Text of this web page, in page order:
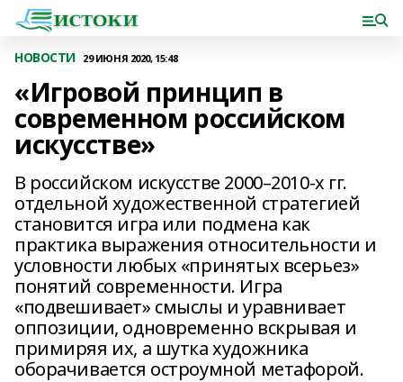
НОВОСТИ 29 ИЮНЯ 2020, 15:48
«Игровой принцип в
современном российском
искусстве»
В российском искусстве 2000–2010-х гг.
отдельной художественной стратегией
становится игра или подмена как
практика выражения относительности и
условности любых «принятых всерьез»
понятий современности. Игра
«подвешивает» смыслы и уравнивает
оппозиции, одновременно вскрывая и
примиряя их, а шутка художника
оборачивается остроумной метафорой.